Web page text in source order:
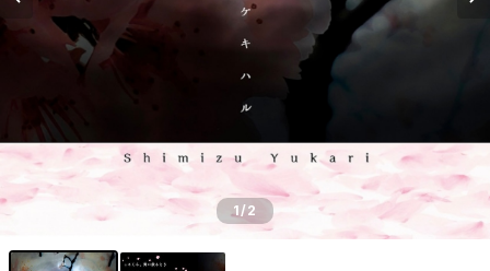
1/2